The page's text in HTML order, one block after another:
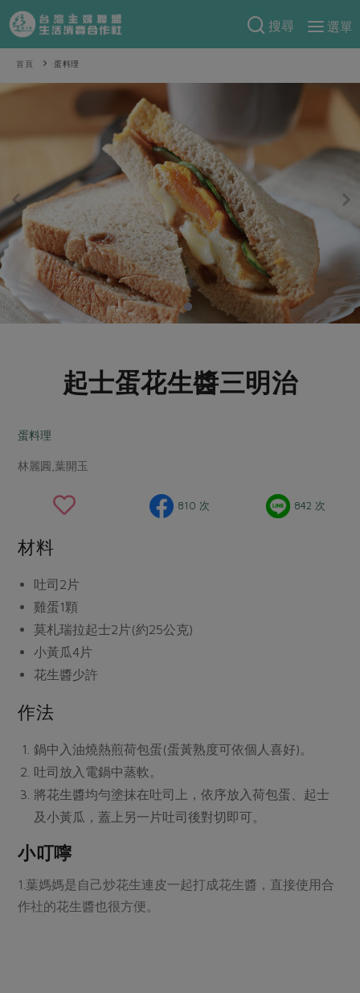
搜尋
選單
產品分類
當令水果
蕈菇類
辛香料類
奶蛋豆・五穀
乳製品
豆製品 米麵雜糧
水畜加工品
調理食材・點心
調味醬料/南北貨
休閒零嘴 沖泡飲品
居家好物
美妝保養
家庭清潔 織品
日用品
優惠專區
素食專區
樂齡友善
食譜料理
麵食
肉食
海鮮
常備菜
蔬食
料理方式
涼拌沙拉
主題食譜
異國料理
年菜食譜
養身食補
節慶大餐
高麗菜海鮮煎餅
特別企畫
預購活動
把最好的台灣味帶回家！
防災用品預購圓滿結束
2026年端午節預購圓滿結束
更多預購活動
合作25-經典快閃最後一週
合作25-精選產品第三彈
更多當季產品
主婦聯盟X樂齡網特約優惠案
30%rPET紅烏龍茶
2024農業發展計畫年度報告
更多議題活動
綠主張
觀點文章
主婦食堂 一籃菜真心話
社內大小事 合作聯合國
產品故事 生活提案
減硝酸鹽
非基改運動
廢核運動 能源議題
公益金
更多議題
生活者e週報
綠主張月刊
典藏閱覽室
關於合作社
認識合作社
關於我們
合作社組織
自主把關
檢驗報告
硝酸鹽檢驗
社員權益
合作社法規
社務專區
選舉專區
媒體報導
下載專區
活動報下載
重要公告
首頁 蛋料理
起士蛋花生醬三明治
蛋料理
林麗圓,葉開玉
810 次 842 次
材料
吐司 2片
雞蛋1顆
莫札瑞拉起士2片(約25公克)
小黃瓜4片
花生醬少許
作法
鍋中入油燒熱煎荷包蛋(蛋黃熟度可依個人喜好)。
吐司放入電鍋中蒸軟。
將花生醬均勻塗抹在吐司上，依序放入荷包蛋、起士
及小黃瓜，蓋上另一片吐司後對切即可。
小叮嚀
1.葉媽媽是自己炒花生連皮一起打成花生醬，直接使用合
作社的花生醬也很方便。